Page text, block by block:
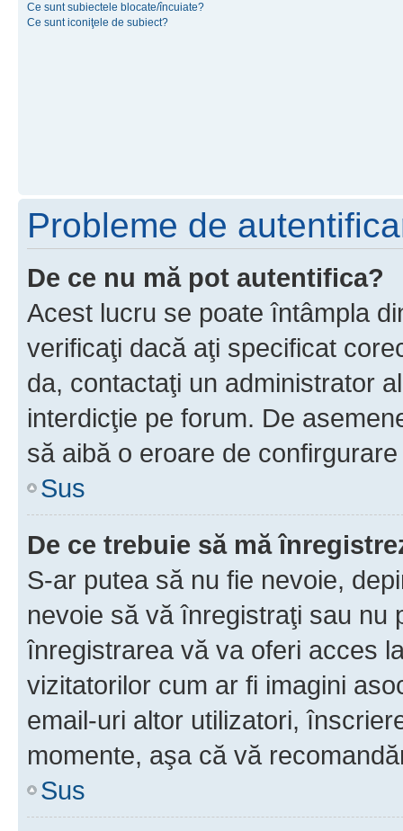
Ce sunt subiectele blocate/încuiate?
Ce sunt iconiţele de subiect?
Probleme de
De ce nu mă pot autentifica?
Acest lucru se poate întâmpla
verificaţi dacă aţi specificat
da, contactaţi un administrator
interdicţie pe forum. De
să aibă o eroare de
Sus
De ce trebuie să mă
S-ar putea să nu fie nevoie,
nevoie să vă înregistraţi sau nu
înregistrarea vă va oferi acces
vizitatorilor cum ar fi imagini
email-uri altor utilizatori,
momente, aşa că vă
Sus